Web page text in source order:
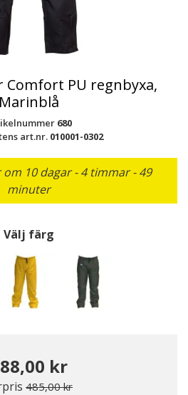
Comfort PU regnbyxa,
Marinblå
680
art.nr. 010001-0302
10 dagar - 4 timmar - 49
minuter
Välj färg
kr
Pris nedsatt från
485,00 krtill